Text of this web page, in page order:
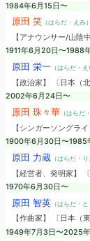
1984年6月15日〜
原田 笑（はらだ・えみ）
【アナウンサー/山陰
1911年6月20日〜1988
原田 栄一（はらだ・え
【政治家】 〔日本（
2002年6月24日〜
原田 珠々華（はらだ
【シンガーソングラ
1900年6月30日〜1985
原田 力蔵（はらだ・り
【経営者、発明家】
1970年6月30日〜
原田 智英（はらだ・と
【作曲家】 〔日本（
1949年7月3日〜2025